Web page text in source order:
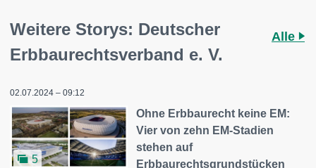
Weitere Storys: Deutscher
Erbbaurechtsverband e. V.
Alle
02.07.2024 – 09:12
5
Ohne Erbbaurecht keine EM:
Vier von zehn EM-Stadien
stehen auf
Erbbaurechtsgrundstücken